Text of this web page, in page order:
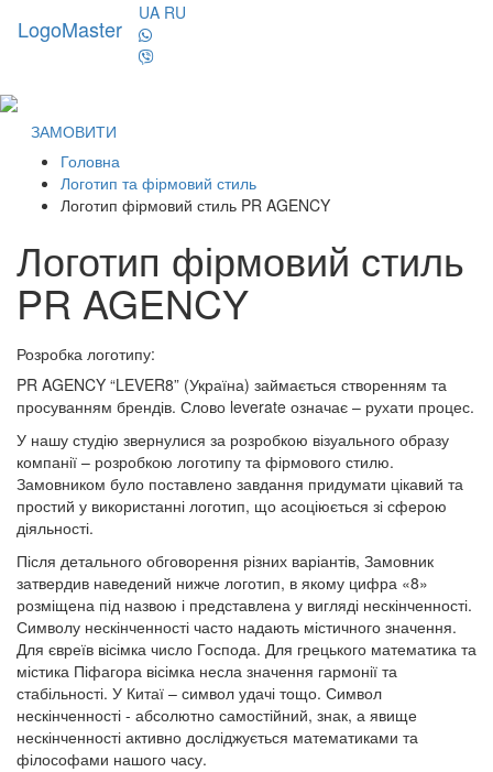
LogoMaster
UA RU
ЗАМОВИТИ
Головна
Логотип та фірмовий стиль
Логотип фірмовий стиль PR AGENCY
Логотип фірмовий стиль
PR AGENCY
Розробка логотипу:
PR AGENCY “LEVER8” (Україна) займається створенням та
просуванням брендів. Слово leverate означає – рухати процес.
У нашу студію звернулися за розробкою візуального образу
компанії – розробкою логотипу та фірмового стилю.
Замовником було поставлено завдання придумати цікавий та
простий у використанні логотип, що асоціюється зі сферою
діяльності.
Після детального обговорення різних варіантів, Замовник
затвердив наведений нижче логотип, в якому цифра «8»
розміщена під назвою і представлена у вигляді нескінченності.
Символу нескінченності часто надають містичного значення.
Для євреїв вісімка число Господа. Для грецького математика та
містика Піфагора вісімка несла значення гармонії та
стабільності. У Китаї – символ удачі тощо. Символ
нескінченності - абсолютно самостійний, знак, а явище
нескінченності активно досліджується математиками та
філософами нашого часу.